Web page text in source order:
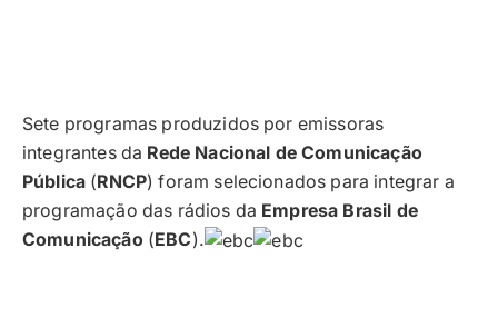
Sete programas produzidos por emissoras
integrantes da Rede Nacional de Comunicação
Pública (RNCP) foram selecionados para integrar a
programação das rádios da Empresa Brasil de
Comunicação (EBC).